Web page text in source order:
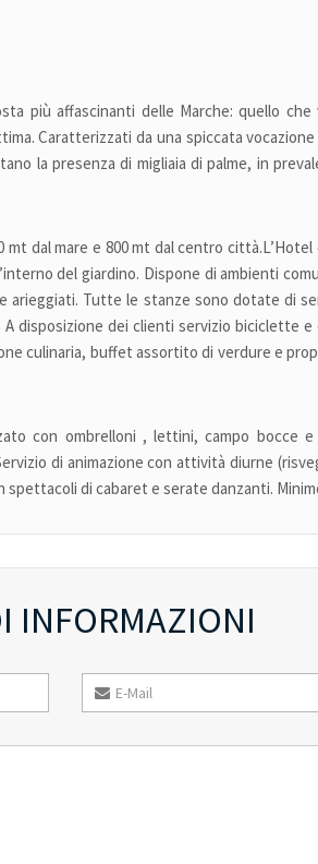
più affascinanti delle Marche: quello
Caratterizzati da una spiccata
la presenza di migliaia di palme, in
mt dal mare e 800 mt dal centro
del giardino. Dispone di ambienti
arieggiati. Tutte le stanze sono dotate di
disposizione dei clienti servizio biciclette e
culinaria, buffet assortito di verdure e
con ombrelloni , lettini, campo bocce
di animazione con attività diurne
di cabaret e serate danzanti.
INFORMAZIONI